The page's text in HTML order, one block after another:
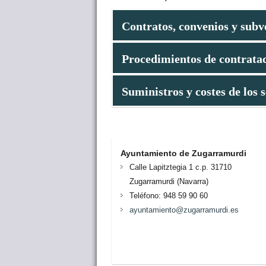
Contratos, convenios y
Convocatorias, designación y
Actas de las mesas de
Contratos formalizados por el
Relación de convenios
Relación de subvenciones y
Procedimientos de
Convocatorias, designación y
Actas de las mesas de
Suministros y costes de los
Ayuntamiento de Zugarramurdi
Calle Lapitztegia 1 c.p. 31710
Zugarramurdi (Navarra)
Teléfono: 948 59 90 60
ayuntamiento@zugarramurdi.es